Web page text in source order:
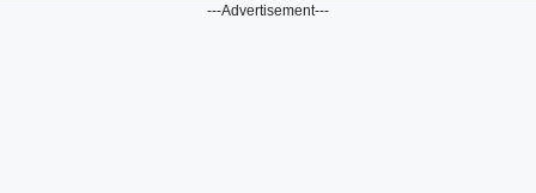
---Advertisement---